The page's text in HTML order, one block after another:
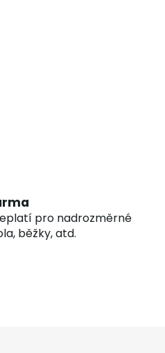
pro nadrozměrné
běžky, atd.